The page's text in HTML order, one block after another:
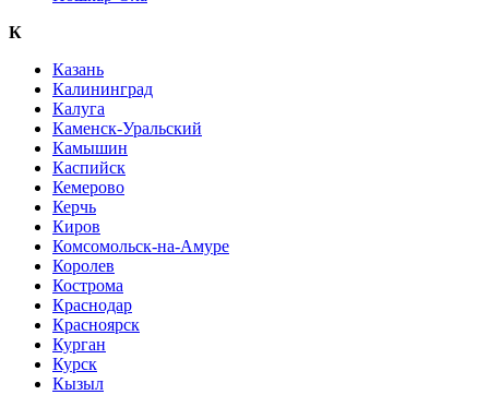
К
Казань
Калининград
Калуга
Каменск-Уральский
Камышин
Каспийск
Кемерово
Керчь
Киров
Комсомольск-на-Амуре
Королев
Кострома
Краснодар
Красноярск
Курган
Курск
Кызыл